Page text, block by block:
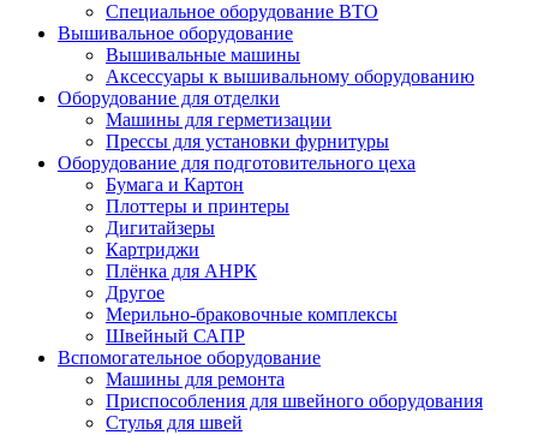
Специальное оборудование ВТО
Вышивальное оборудование
Вышивальные машины
Аксессуары к вышивальному оборудованию
Оборудование для отделки
Машины для герметизации
Прессы для установки фурнитуры
Оборудование для подготовительного цеха
Бумага и Картон
Плоттеры и принтеры
Дигитайзеры
Картриджи
Плёнка для АНРК
Другое
Мерильно-браковочные комплексы
Швейный САПР
Вспомогательное оборудование
Машины для ремонта
Приспособления для швейного оборудования
Стулья для швей